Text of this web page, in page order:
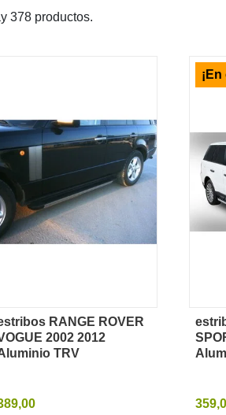
378 productos.
Vista rápida
RANGE ROVER
2002 2012
TRV